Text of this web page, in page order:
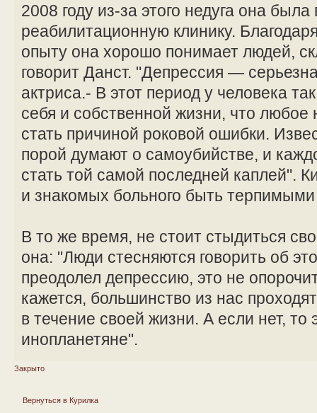
2008 году из-за этого недуга она
реабилитационную клинику.
опыту она хорошо понимает людей,
говорит Данст. "Депрессия —
актриса.- В этот период у человека
себя и собственной жизни, что
стать причиной роковой ошибки.
порой думают о самоубийстве, и
стать той самой последней каплей".
и знакомых больного быть
В то же время, не стоит стыдиться
она: "Люди стесняются говорить об
преодолел депрессию, это не
кажется, большинство из нас
в течение своей жизни. А если нет, то
инопланетяне".
Закрыто
Вернуться в Курилка